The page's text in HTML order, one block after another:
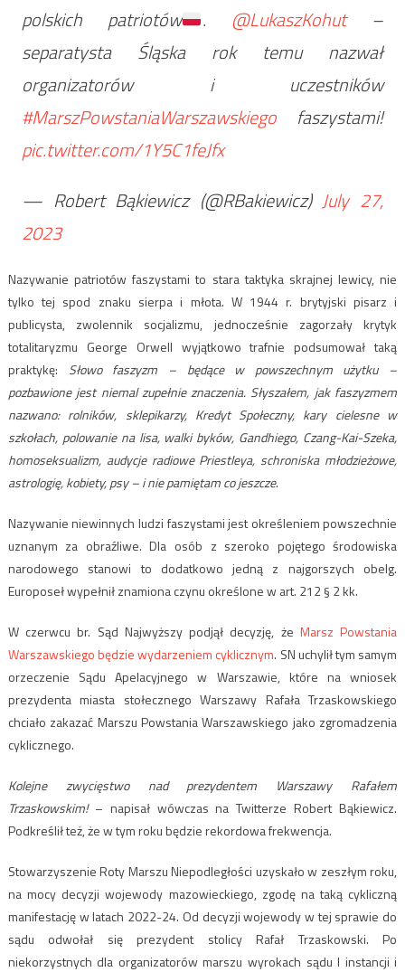
polskich patriotów
. @LukaszKohut–
separatysta Śląska rok temu nazwał
organizatorów i uczestników
#MarszPowstaniaWarszawskiegofaszystami!
pic.twitter.com/1Y5C1feJfx
— Robert Bąkiewicz (@RBakiewicz)July 27,
2023
Nazywanie patriotów faszystami to stara taktyka skrajnej lewicy, nie
tylko tej spod znaku sierpa i młota. W 1944 r. brytyjski pisarz i
publicysta, zwolennik socjalizmu, jednocześnie zagorzały krytyk
totalitaryzmu George Orwell wyjątkowo trafnie podsumował taką
praktykę: Słowo faszyzm – będące w powszechnym użytku –
pozbawione jest niemal zupełnie znaczenia. Słyszałem, jak faszyzmem
nazwano: rolników, sklepikarzy, Kredyt Społeczny, kary cielesne w
szkołach, polowanie na lisa, walki byków, Gandhiego, Czang-Kai-Szeka,
homoseksualizm, audycje radiowe Priestleya, schroniska młodzieżowe,
astrologię, kobiety, psy – i nie pamiętam co jeszcze.
Nazywanie niewinnych ludzi faszystami jest określeniem powszechnie
uznanym za obraźliwe. Dla osób z szeroko pojętego środowiska
narodowego stanowi to dodatkowo jedną z najgorszych obelg.
Europoseł wypełnił znamiona czynu określone w art. 212 § 2 kk.
W czerwcu br. Sąd Najwyższy podjął decyzję, że Marsz Powstania
Warszawskiego będzie wydarzeniem cyklicznym. SN uchylił tym samym
orzeczenie Sądu Apelacyjnego w Warszawie, które na wniosek
prezydenta miasta stołecznego Warszawy Rafała Trzaskowskiego
chciało zakazać Marszu Powstania Warszawskiego jako zgromadzenia
cyklicznego.
Kolejne zwycięstwo nad prezydentem Warszawy Rafałem
Trzaskowskim!– napisał wówczas na Twitterze Robert Bąkiewicz.
Podkreślił też, że w tym roku będzie rekordowa frekwencja.
Stowarzyszenie Roty Marszu Niepodległości uzyskało w zeszłym roku,
na mocy decyzji wojewody mazowieckiego, zgodę na taką cykliczną
manifestację w latach 2022-24. Od decyzji wojewody w tej sprawie do
sądu odwołał się prezydent stolicy Rafał Trzaskowski. Po
niekorzystnych dla organizatorów marszu wyrokach sądu I instancji i